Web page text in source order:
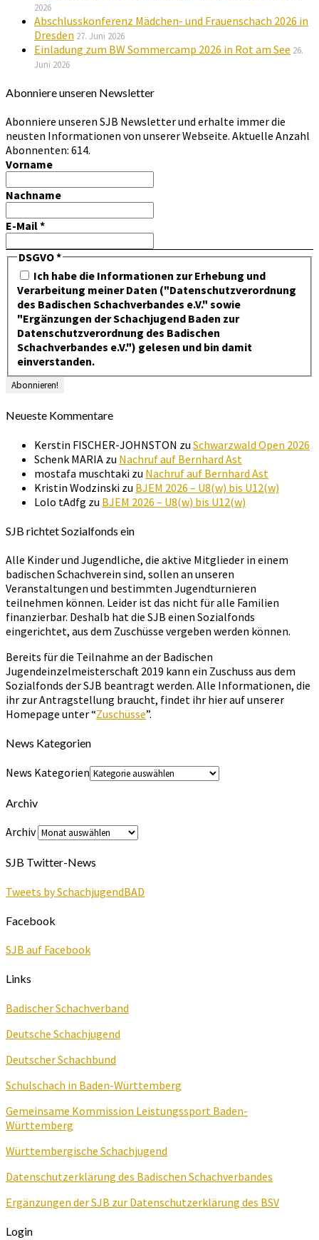
2026
Abschlusskonferenz Mädchen- und Frauenschach 2026 in
Dresden 27. Juni 2026
Einladung zum BW Sommercamp 2026 in Rot am See 26.
Juni 2026
Abonniere unseren Newsletter
Abonniere unseren SJB Newsletter und erhalte immer die
neusten Informationen von unserer Webseite. Aktuelle Anzahl
Abonnenten: 614.
Vorname
Nachname
E-Mail*
DSGVO*
Ich habe die Informationen zur Erhebung und
Verarbeitung meiner Daten ("Datenschutzverordnung
des Badischen Schachverbandes e.V." sowie
"Ergänzungen der Schachjugend Baden zur
Datenschutzverordnung des Badischen
Schachverbandes e.V.") gelesen und bin damit
einverstanden.
Neueste Kommentare
Kerstin FISCHER-JOHNSTON zu Schwarzwald Open 2026
Schenk MARIA zu Nachruf auf Bernhard Ast
mostafa muschtaki zu Nachruf auf Bernhard Ast
Kristin Wodzinski zu BJEM 2026 – U8(w) bis U12(w)
Lolo tAdfg zu BJEM 2026 – U8(w) bis U12(w)
SJB richtet Sozialfonds ein
Alle Kinder und Jugendliche, die aktive Mitglieder in einem
badischen Schachverein sind, sollen an unseren
Veranstaltungen und bestimmten Jugendturnieren
teilnehmen können. Leider ist das nicht für alle Familien
finanzierbar. Deshalb hat die SJB einen Sozialfonds
eingerichtet, aus dem Zuschüsse vergeben werden können.
Bereits für die Teilnahme an der Badischen
Jugendeinzelmeisterschaft 2019 kann ein Zuschuss aus dem
Sozialfonds der SJB beantragt werden. Alle Informationen, die
ihr zur Antragstellung braucht, findet ihr hier auf unserer
Homepage unter “Zuschüsse”.
News Kategorien
News Kategorien
Archiv
Archiv
SJB Twitter-News
Tweets by SchachjugendBAD
Facebook
SJB auf Facebook
Links
Badischer Schachverband
Deutsche Schachjugend
Deutscher Schachbund
Schulschach in Baden-Württemberg
Gemeinsame Kommission Leistungssport Baden-
Württemberg
Württembergische Schachjugend
Datenschutzerklärung des Badischen Schachverbandes
Ergänzungen der SJB zur Datenschutzerklärung des BSV
Login